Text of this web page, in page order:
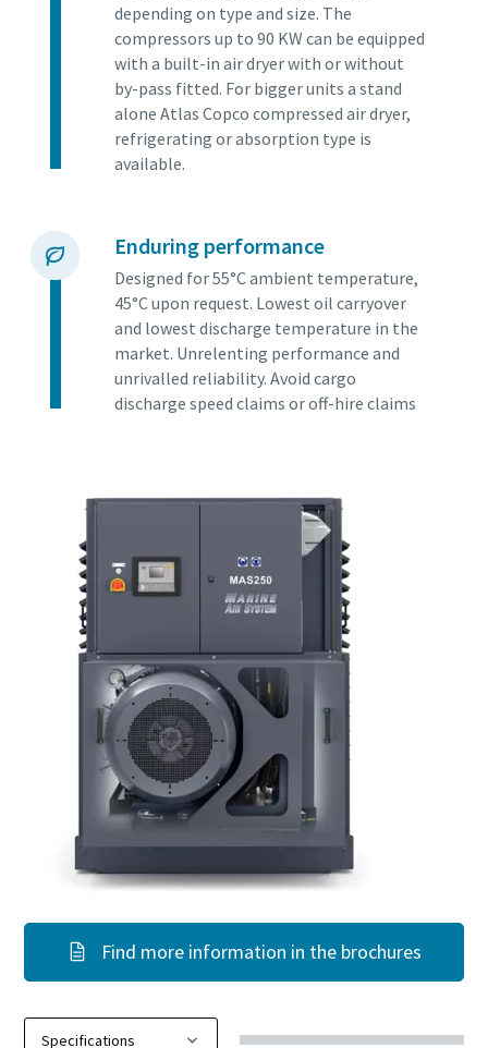
depending on type and size. The
compressors up to 90 KW can be equipped
with a built-in air dryer with or without
by-pass fitted. For bigger units a stand
alone Atlas Copco compressed air dryer,
refrigerating or absorption type is
available.
Enduring performance
Designed for 55°C ambient temperature,
45°C upon request. Lowest oil carryover
and lowest discharge temperature in the
market. Unrelenting performance and
unrivalled reliability. Avoid cargo
discharge speed claims or off-hire claims
Find more information in the brochures